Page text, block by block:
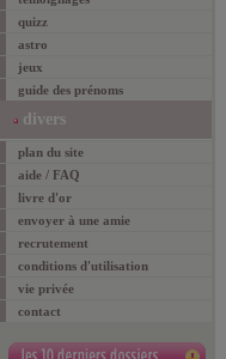
quizz
astro
jeux
guide des prénoms
divers
plan du site
aide / FAQ
livre d'or
envoyer à une amie
recrutement
conditions d'utilisation
vie privée
contact